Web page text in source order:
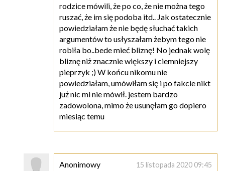
rodzice mówili, że po co, że nie można tego
ruszać, że im się podoba itd.. Jak ostatecznie
powiedziałam że nie będę słuchać takich
argumentów to usłyszałam żebym tego nie
robiła bo..bede mieć bliznę! No jednak wolę
bliznę niż znacznie większy i ciemniejszy
pieprzyk ;) W końcu nikomu nie
powiedziałam, umówiłam się i po fakcie nikt
już nic mi nie mówił. jestem bardzo
zadowolona, mimo że usunęłam go dopiero
miesiąc temu
Anonimowy 15 listopada 2020 09:45